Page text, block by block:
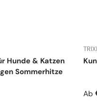
Hunde & Katzen
Sommerhitze
Preis Ab